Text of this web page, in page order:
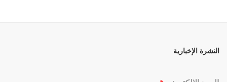
النشرة الإخبارية